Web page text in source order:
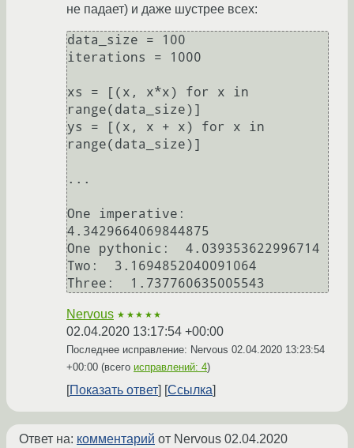
не падает) и даже шустрее всех:
data_size = 100
iterations = 1000
xs = [(x, x*x) for x in
range(data_size)]
ys = [(x, x + x) for x in
range(data_size)]
...
One imperative:
4.3429664069844875
One pythonic:  4.039353622996714
Two:  3.1694852040091064
Nervous ★★★★★
02.04.2020 13:17:54 +00:00
Последнее исправление: Nervous 02.04.2020 13:23:54
+00:00 (всего исправлений: 4)
Показать ответ Ссылка
Ответ на: комментарий от Nervous 02.04.2020